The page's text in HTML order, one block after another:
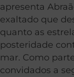
apresenta
exaltado que
quanto as
posteridade
mar. Como
convidados a